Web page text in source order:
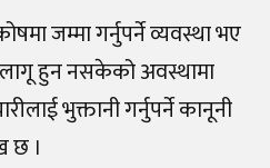
जम्मा गर्नुपर्ने व्यवस्था भए
हुन नसकेको अवस्थामा
भुक्तानी गर्नुपर्ने कानूनी
छ ।